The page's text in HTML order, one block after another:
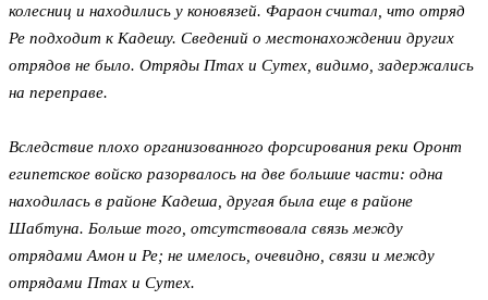
колесниц и находились у коновязей. Фараон считал, что отряд
Ре подходит к Кадешу. Сведений о местонахождении других
отрядов не было. Отряды Птах и Сутех, видимо, задержались
на переправе.
Вследствие плохо организованного форсирования реки Оронт
египетское войско разорвалось на две большие части: одна
находилась в районе Кадеша, другая была еще в районе
Шабтуна. Больше того, отсутствовала связь между
отрядами Амон и Ре; не имелось, очевидно, связи и между
отрядами Птах и Сутех.